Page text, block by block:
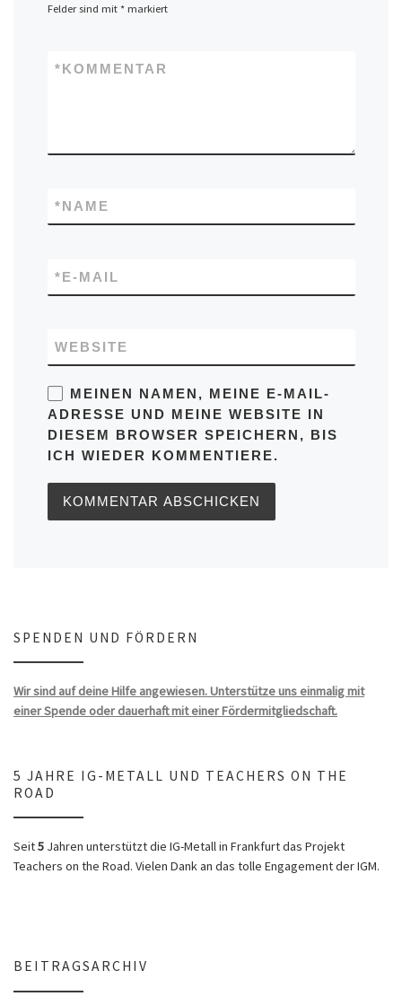
Felder sind mit *markiert
KOMMENTAR
*
NAME
*
E-MAIL
*
WEBSITE
MEINEN NAMEN, MEINE E-MAIL-
ADRESSE UND MEINE WEBSITE IN
DIESEM BROWSER SPEICHERN, BIS
ICH WIEDER KOMMENTIERE.
SPENDEN UND FÖRDERN
Wir sind auf deine Hilfe angewiesen. Unterstütze uns einmalig mit
einer Spende oder dauerhaft mit einer Fördermitgliedschaft.
5 JAHRE IG-METALL UND TEACHERS ON THE
ROAD
Seit5 Jahren unterstützt die IG-Metall in Frankfurt das Projekt
Teachers on the Road. Vielen Dank an das tolle Engagement der IGM.
BEITRAGSARCHIV